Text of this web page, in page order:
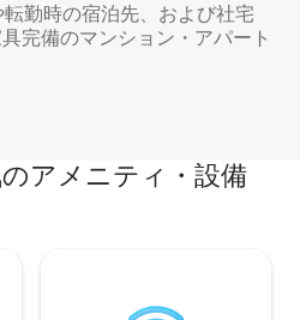
勤時の宿泊先、および社宅
完備のマンション・アパート
アメニティ・設備